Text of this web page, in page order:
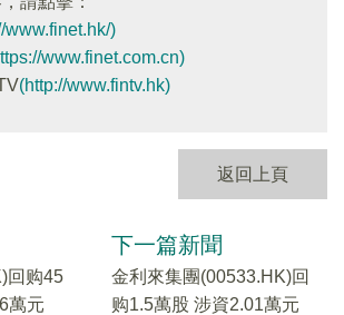
www.finet.hk/)
www.finet.com.cn)
(http://www.fintv.hk)
返回上頁
回购45
萬元
下一篇新聞
金利來集團(00533.HK)回
购1.5萬股 涉資2.01萬元